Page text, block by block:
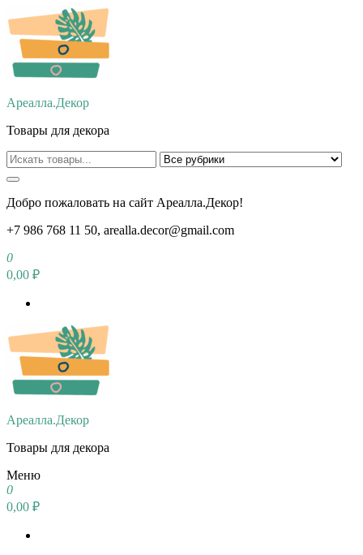
Перейти
к
содержимому
Ареалла.Декор
Товары для декора
Добро пожаловать на сайт Ареалла.Декор!
+7 986 768 11 50, arealla.decor@gmail.com
0
0,00 ₽
Ареалла.Декор
Товары для декора
Меню
0
0,00 ₽